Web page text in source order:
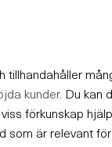
tillhandahåller
kunder. Du kan
förkunskap
är relevant